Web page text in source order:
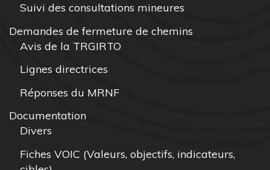
Suivi des consultations mineures
Demandes de fermeture de chemins
Avis de la TRGIRTO
Lignes directrices
Réponses du MRNF
Documentation
Divers
Fiches VOIC (Valeurs, objectifs, indicateurs,